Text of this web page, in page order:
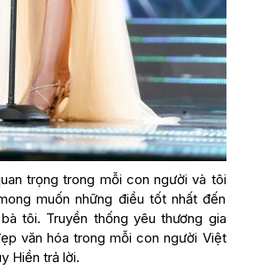
trọng trong mỗi con người và tôi
muốn những điều tốt nhất đến
tôi. Truyền thống yêu thương gia
văn hóa trong mỗi con người Việt
Hiền trả lời.